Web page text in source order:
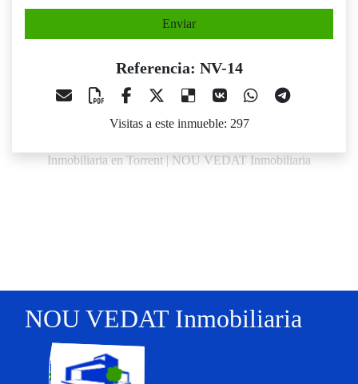
Enviar
Referencia: NV-14
Visitas a este inmueble: 297
Inmobiliaria en Torrent | NOU VEDAT Inmobiliaria
NOU VEDAT Inmobiliaria